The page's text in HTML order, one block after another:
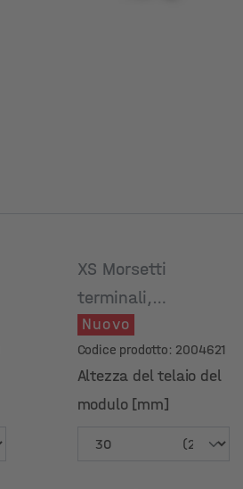
XS Morsetti
terminali,
anodizzato nero
Nuovo
Codice prodotto: 2004621
Altezza del telaio del
modulo [mm]